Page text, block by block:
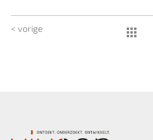
< vorige